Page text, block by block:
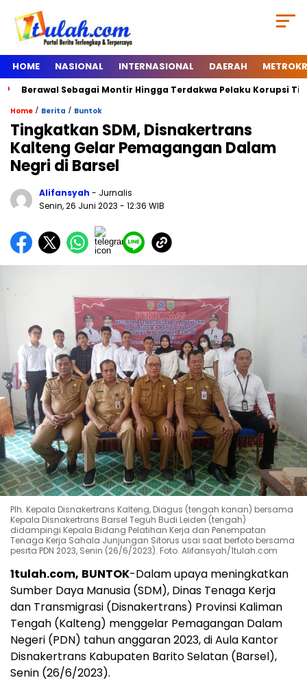
HOME NASIONAL INTERNASIONAL DAERAH
Berawal Sebagai Montir Hingga Terdakwa Pelaku Korupsi
Home / Berita / Buntok
Tingkatkan SDM, Disnakertrans
Kalteng Gelar Pemagangan Dalam
Negri di Barsel
Alifansyah - Jurnalis
Senin, 26 Juni 2023 - 12:36 WIB
Plh. Kepala Disnakertrans Kalteng, Diagus (tengah kanan) bersama
Kepala Disnakertrans Barsel Teguh Budi Leiden (tengah)
didampingi Kepala Bidang Pelatihan Kerja dan Penempatan
Tenaga Kerja Sahala Junjungan Sitorus usai saat berfoto bersama
pesrta PDN 2023, Senin (26/6/2023). Foto. Alifansyah/1tulah.com
1tulah.com, BUNTOK-Dalam upaya meningkatkan
Sumber Daya Manusia (SDM), Dinas Tenaga Kerja
dan Transmigrasi (Disnakertrans) Provinsi Kaliman
Tengah (Kalteng) menggelar Pemagangan Dalam
Negeri (PDN) tahun anggaran 2023, di Aula Kantor
Disnakertrans Kabupaten Barito Selatan (Barsel),
Senin (26/6/2023).